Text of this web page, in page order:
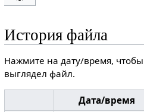
История файла
Нажмите на дату/время, чтобы
выглядел файл.
Дата/время